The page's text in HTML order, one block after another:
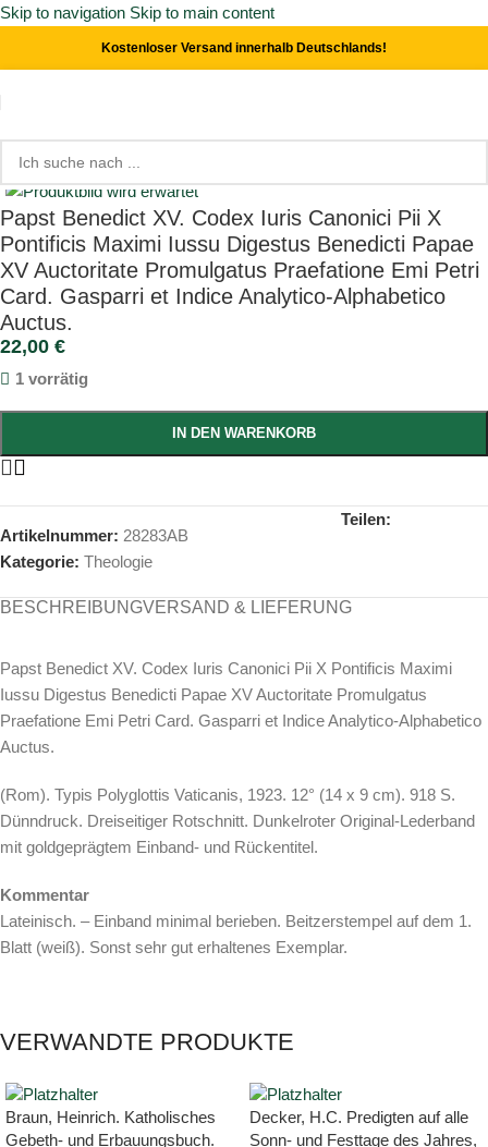
Skip to navigation Skip to main content
Kostenloser Versand innerhalb Deutschlands!
Start/ Theologie
Click to enlarge
Papst Benedict XV. Codex Iuris Canonici Pii X
Pontificis Maximi Iussu Digestus Benedicti Papae
XV Auctoritate Promulgatus Praefatione Emi Petri
Card. Gasparri et Indice Analytico-Alphabetico
Auctus.
22,00 €
1 vorrätig
IN DEN WARENKORB
Artikelnummer: 28283AB
Kategorie: Theologie
Teilen:
BESCHREIBUNGVERSAND & LIEFERUNG
Papst Benedict XV. Codex Iuris Canonici Pii X Pontificis Maximi
Iussu Digestus Benedicti Papae XV Auctoritate Promulgatus
Praefatione Emi Petri Card. Gasparri et Indice Analytico-Alphabetico
Auctus.
(Rom). Typis Polyglottis Vaticanis, 1923. 12° (14 x 9 cm). 918 S.
Dünndruck. Dreiseitiger Rotschnitt. Dunkelroter Original-Lederband
mit goldgeprägtem Einband- und Rückentitel.
Kommentar
Lateinisch. – Einband minimal berieben. Beitzerstempel auf dem 1.
Blatt (weiß). Sonst sehr gut erhaltenes Exemplar.
VERWANDTE PRODUKTE
Braun, Heinrich. Katholisches
Gebeth- und Erbauungsbuch.
Decker, H.C. Predigten auf alle
Sonn- und Festtage des Jahres,